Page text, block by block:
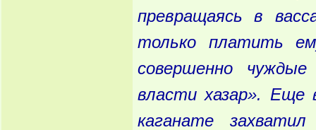
превращаясь в
только платить
совершенно чуждые
власти хазар». Еще
каганате захватил